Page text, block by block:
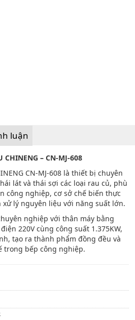
luận
CHINENG – CN-MJ-608
CN-MJ-608 là thiết bị chuyên
lát và thái sợi các loại rau củ, phù
công nghiệp, cơ sở chế biến thực
xử lý nguyên liệu với năng suất lớn.
nghiệp với thân máy bằng
220V cùng công suất 1.375KW,
tạo ra thành phẩm đồng đều và
trong bếp công nghiệp.